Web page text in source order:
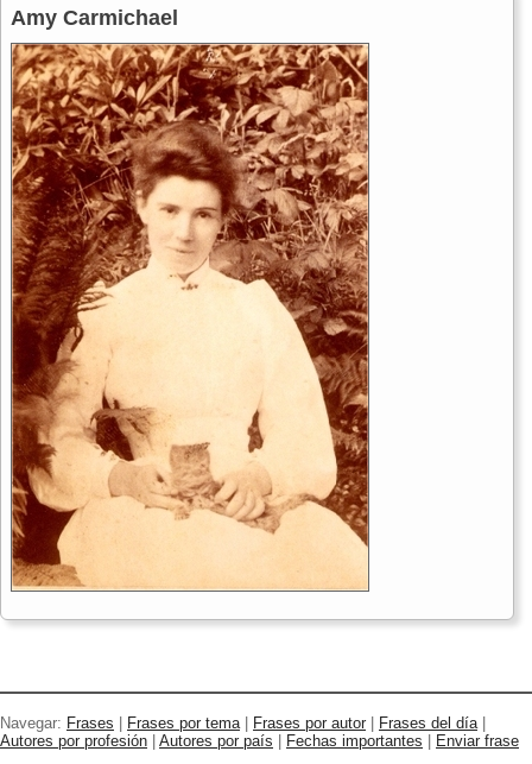
Amy Carmichael
Navegar: Frases | Frases por tema | Frases por autor | Frases del día |
Autores por profesión | Autores por país | Fechas importantes | Enviar frase